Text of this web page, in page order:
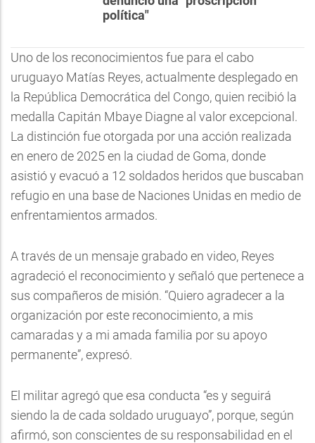
política"
Uno de los reconocimientos fue para el cabo
uruguayo Matías Reyes, actualmente desplegado en
la República Democrática del Congo, quien recibió la
medalla Capitán Mbaye Diagne al valor excepcional.
La distinción fue otorgada por una acción realizada
en enero de 2025 en la ciudad de Goma, donde
asistió y evacuó a 12 soldados heridos que buscaban
refugio en una base de Naciones Unidas en medio de
enfrentamientos armados.
A través de un mensaje grabado en video, Reyes
agradeció el reconocimiento y señaló que pertenece a
sus compañeros de misión. “Quiero agradecer a la
organización por este reconocimiento, a mis
camaradas y a mi amada familia por su apoyo
permanente”, expresó.
El militar agregó que esa conducta “es y seguirá
siendo la de cada soldado uruguayo”, porque, según
afirmó, son conscientes de su responsabilidad en el